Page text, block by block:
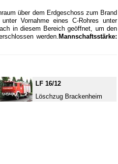
über dem Erdgeschoss zum Brand
Vornahme eines C-Rohres unter
in diesem Bereich geöffnet, um den
werden. Mannschaftsstärke:
LF 16/12
Löschzug Brackenheim